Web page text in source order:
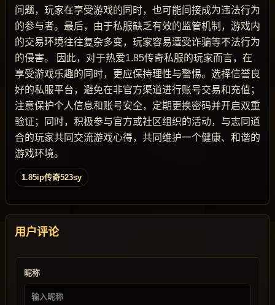
问题，玩家在享受游戏的同时，也可能间接成为违法行为
的参与者。最后，由于私服缺乏有效的监管机制，游戏内
的交易环境往往复杂多变，玩家容易遭受诈骗等不法行为
的侵害。 因此，对于热爱1.85传奇私服的玩家而言，在
享受游戏乐趣的同时，更应保持理性与警惕。选择信誉良
好的私服平台，避免在非官方渠道进行账号交易和充值；
注意保护个人信息和账号安全，定期更换密码并开启双重
验证；同时，积极参与官方或社区组织的活动，与志同道
合的玩家共同交流游戏心得，共同维护一个健康、和谐的
游戏环境。
1.85ip传奇523sy
用户评论
昵称